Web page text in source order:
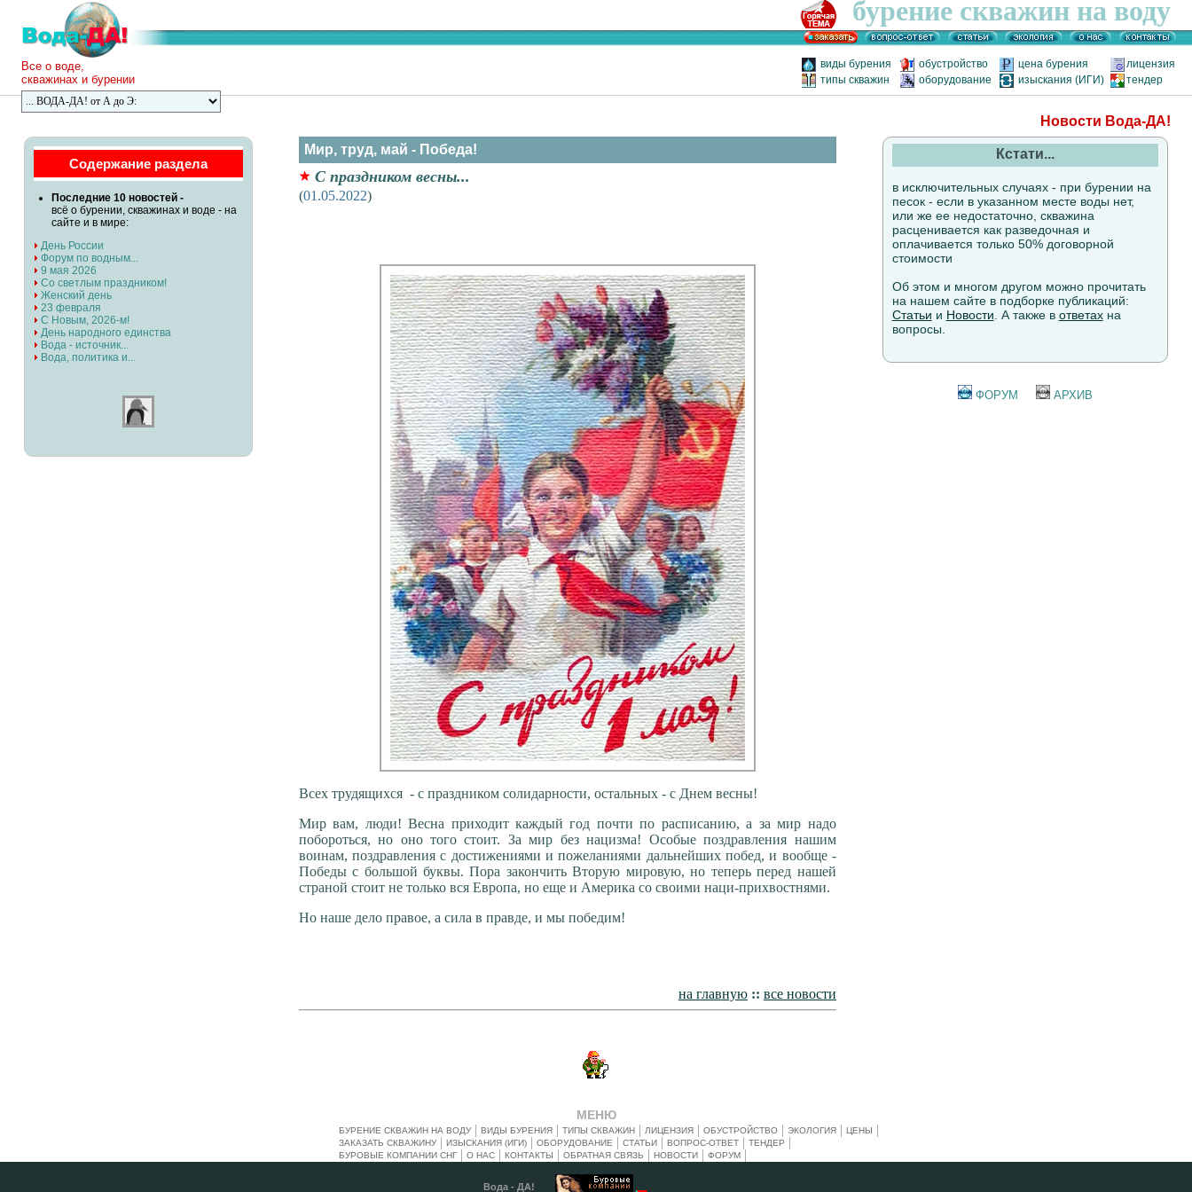
бурение скважин на воду
виды бурения обустройство цена бурения
лицензия
типы скважин
оборудование изыскания (ИГИ) тендер
Все о воде,
скважинах и бурении
Новости Вода-ДА!
Содержание раздела
Последние 10 новостей -
всё о бурении, скважинах и воде - на
сайте и в мире:
День России
Форум по водным...
9 мая 2026
Со светлым праздником!
Женский день
23 февраля
С Новым, 2026-м!
День народного единства
Вода - источник...
Вода, политика и...
Мир, труд, май - Победа!
С праздником весны...
(01.05.2022)
Всех трудящихся - с праздником солидарности, остальных - с Днем весны!
Мир вам, люди! Весна приходит каждый год почти по расписанию, а за мир надо
побороться, но оно того стоит. За мир без нацизма! Особые поздравления нашим
воинам, поздравления с достижениями и пожеланиями дальнейших побед, и вообще -
Победы с большой буквы. Пора закончить Вторую мировую, но теперь перед нашей
страной стоит не только вся Европа, но еще и Америка со своими наци-прихвостнями.
Но наше дело правое, а сила в правде, и мы победим!
на главную :: все новости
Кстати...
в исключительных случаях - при бурении на
песок - если в указанном месте воды нет,
или же ее недостаточно, скважина
расценивается как разведочная и
оплачивается только 50% договорной
стоимости
Об этом и многом другом можно прочитать
на нашем сайте в подборке публикаций:
Статьи и Новости. А также в ответахна
вопросы.
ФОРУМ АРХИВ
МЕНЮ
БУРЕНИЕ СКВАЖИН НА ВОДУ ВИДЫ БУРЕНИЯ ТИПЫ СКВАЖИН ЛИЦЕНЗИЯ ОБУСТРОЙСТВО ЭКОЛОГИЯ
ЦЕНЫ
ЗАКАЗАТЬ СКВАЖИНУ
ИЗЫСКАНИЯ (ИГИ) ОБОРУДОВАНИЕ СТАТЬИ ВОПРОС-ОТВЕТ
ТЕНДЕР
БУРОВЫЕ КОМПАНИИ СНГ
О НАС КОНТАКТЫ ОБРАТНАЯ СВЯЗЬ НОВОСТИ ФОРУМ
Вода - ДА!